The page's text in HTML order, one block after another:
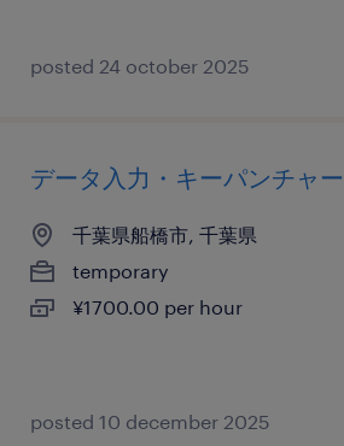
posted 24 october 2025
データ入力・キーパンチャー
千葉県船橋市, 千葉県
temporary
¥1700.00 per hour
posted 10 december 2025